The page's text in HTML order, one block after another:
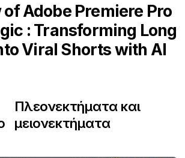
Adobe Premiere Pro
: Transforming Long
Viral Shorts with AI
Πλεονεκτήματα και
μειονεκτήματα